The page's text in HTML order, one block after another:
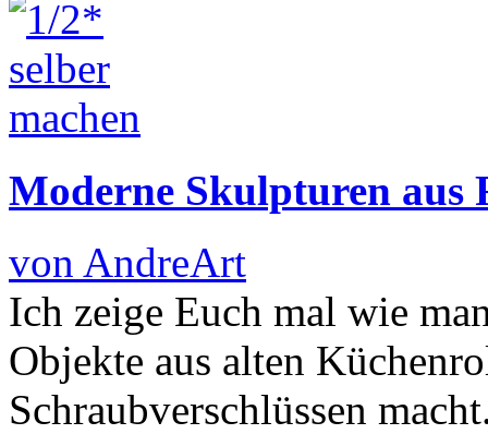
Moderne Skulpturen aus
von AndreArt
Ich zeige Euch mal wie
Objekte aus alten
Schraubverschlüssen